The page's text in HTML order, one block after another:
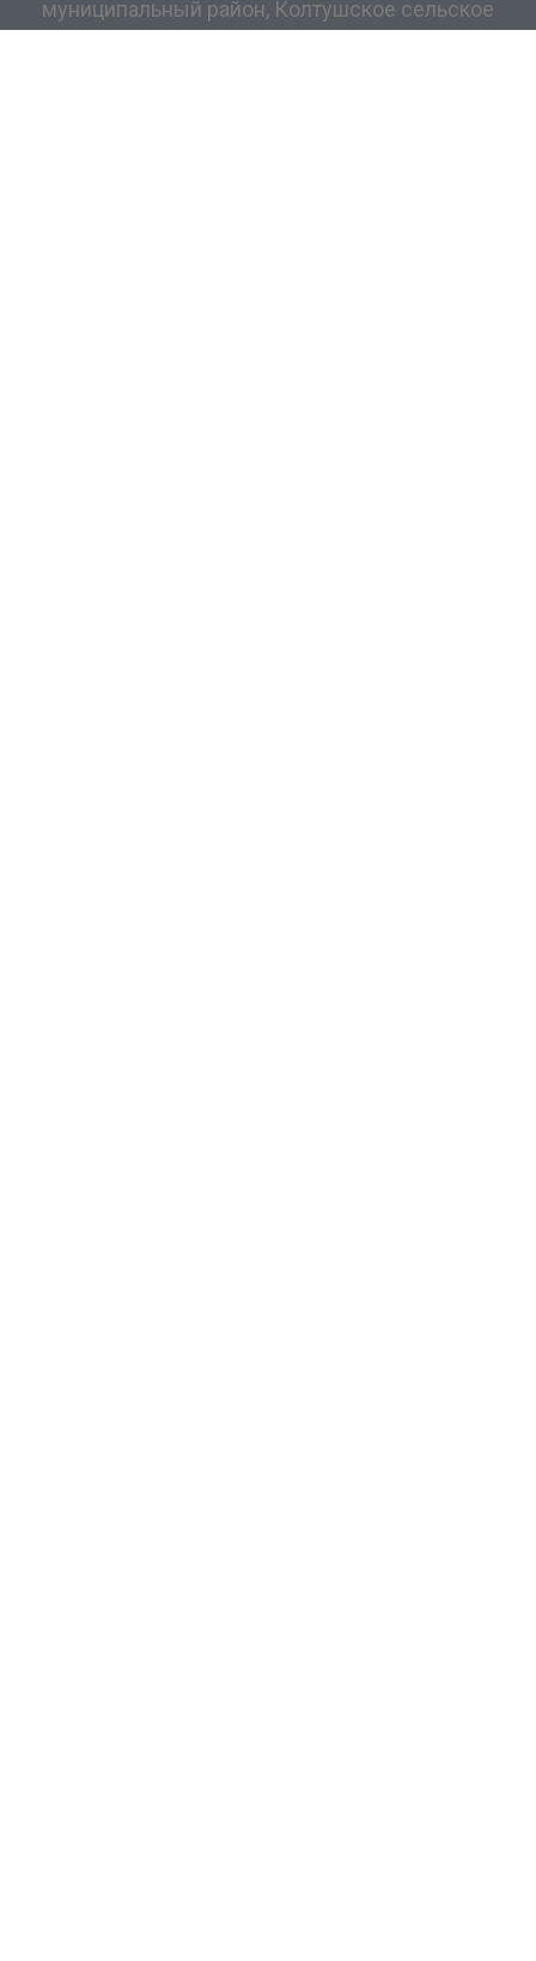
муниципальный район, Колтушское сельское